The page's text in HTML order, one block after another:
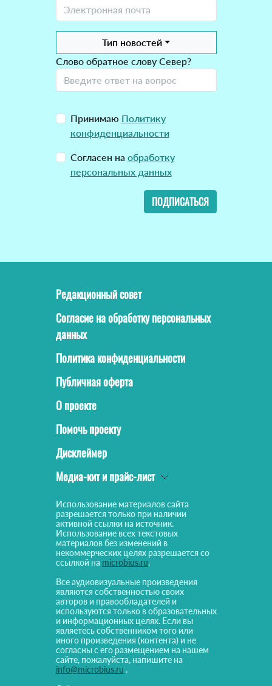
Тип новостей
Слово обратное слову Север?
Принимаю Политику
конфиденциальности
Согласен на обработку
персональных данных
ПОДПИСАТЬСЯ
Редакционный совет
Согласие на обработку персональных
данных
Политика конфиденциальности
Публичная оферта
О проекте
Помочь проекту
Дисклеймер
Медиа-кит и прайс-лист
Использование материалов сайта
разрешается только при наличии
активной ссылки на источник.
Использование всех текстовых
материалов без изменений в
некоммерческих целях разрешается со
ссылкой на microbius.ru.
Все аудиовизуальные произведения
являются собственностью своих
авторов и правообладателей и
используются только в образовательных
и информационных целях. Если вы
являетесь собственником того или
иного произведения (контента) и не
согласны с его размещением на нашем
сайте, пожалуйста, напишите на
info@microbius.ru .